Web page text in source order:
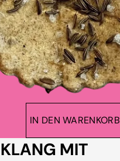
IN DEN WARENKORB
MIT